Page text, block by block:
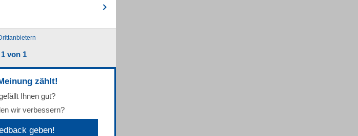
1 von 1
zählt!
Ihnen gut?
wir verbessern?
geben!